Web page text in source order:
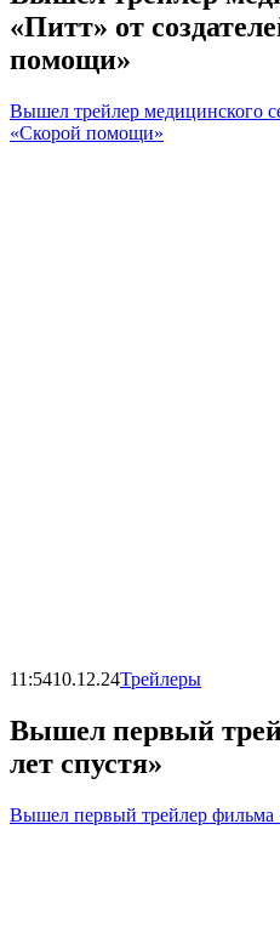
«Питт» от
помощи»
Вышел трейлер медицинского
«Скорой помощи»
11:5410.12.24Трейлеры
Вышел первый
лет спустя»
Вышел первый трейлер фильма